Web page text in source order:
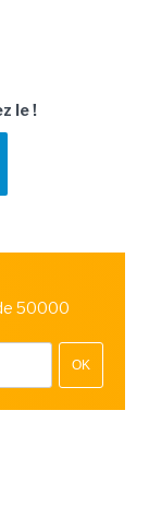
le !
50000
OK